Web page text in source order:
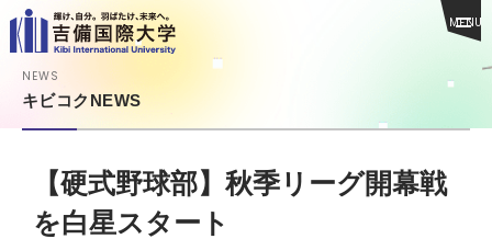
MENU
NEWS
キビコクNEWS
【硬式野球部】秋季リーグ開幕戦
を白星スタート